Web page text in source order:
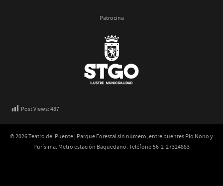
Patrocina
Post Views:487
© 2026 Teatro del Puente | Parque Forestal sin número, entre puentes Pio Nono y
Purísima. Metro estación Baquedano. Teléfono 56-2-27324883